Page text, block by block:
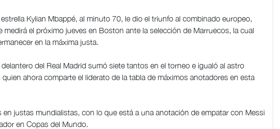
Kylian Mbappé, al minuto 70, le dio el triunfo al combinado europeo,
medirá el próximo jueves en Boston ante la selección de Marruecos, la cual
en la máxima justa.
del Real Madrid sumó siete tantos en el torneo e igualó al astro
ahora comparte el liderato de la tabla de máximos anotadores en esta
en justas mundialistas, con lo que está a una anotación de empatar con Messi
en Copas del Mundo.